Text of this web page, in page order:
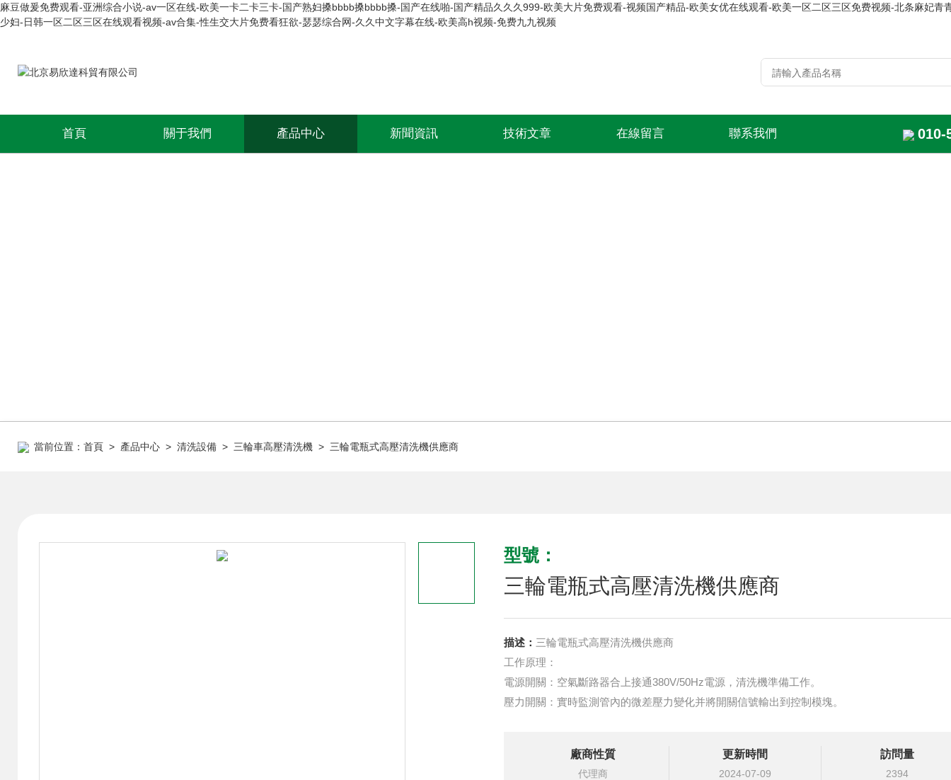
麻豆做爰免费观看-亚洲综合小说-av一区在线-欧美一卡二卡三卡-国产熟妇搡bbbb搡bbbb搡-国产在线啪-国产精品久久久999-欧美大片免费观看-视频国产精品-欧美女优在线观看-欧美一区二区三区免费视频-北条麻妃青
少妇-日韩一区二区三区在线观看视频-av合集-性生交大片免费看狂欲-瑟瑟综合网-久久中文字幕在线-欧美高h视频-免费九九视频
首頁 關于我們 產品中心 新聞資訊 技術文章 在線留言 聯系我們 010-
當前位置： 首頁 > 產品中心 > 清洗設備 > 三輪車高壓清洗機 > 三輪電瓶式高壓清洗機供應商
型號：
三輪電瓶式高壓清洗機供應商
描述： 三輪電瓶式高壓清洗機供應商
工作原理：
電源開關：空氣斷路器合上接通380V/50Hz電源，清洗機準備工作。
壓力開關：實時監測管內的微差壓力變化并將開關信號輸出到控制模塊。
廠商性質
代理商
更新時間
2024-07-09
訪問量
2394